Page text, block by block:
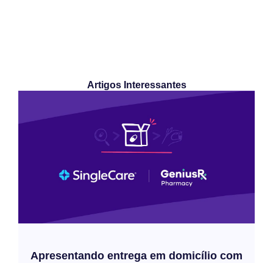
Artigos Interessantes
Apresentando entrega em domicílio com